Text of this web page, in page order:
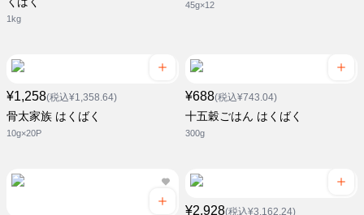
1kg
45g×12
¥1,258(税込¥1,358.64)
骨太家族 はくばく
10g×20P
¥688(税込¥743.04)
十五穀ごはん はくばく
300g
¥2,928(税込¥3,162.24)